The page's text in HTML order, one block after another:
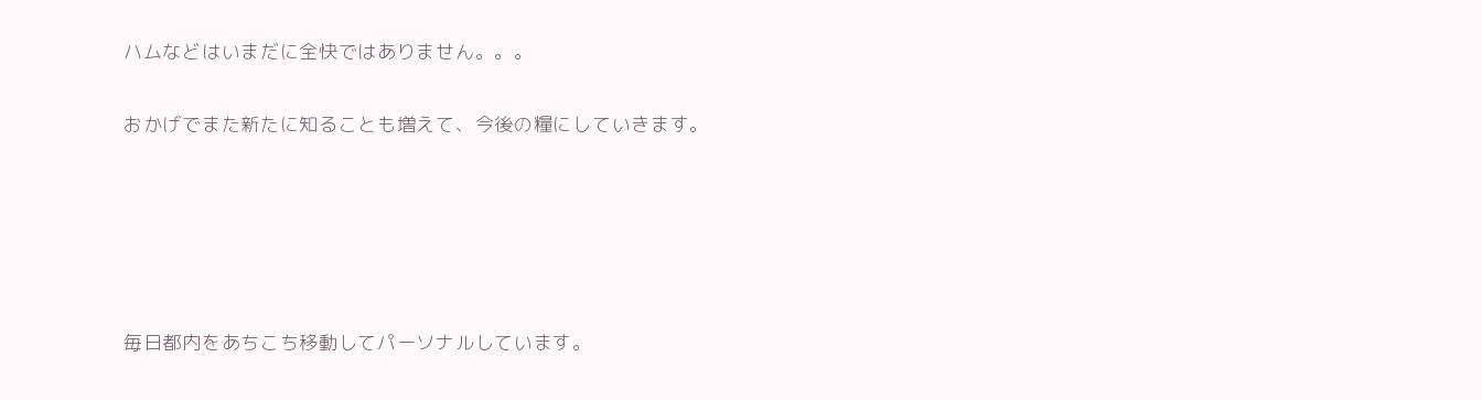
ハムなどはいまだに全快ではありません。。。
おかげでまた新たに知ることも増えて、今後の糧にしていきます。
毎日都内をあちこち移動してパーソナルしています。